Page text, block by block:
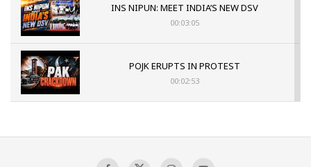
INS NIPUN: MEET INDIA’S NEW DSV
00:03:05
POJK ERUPTS IN PROTEST
00:02:53
Sagar